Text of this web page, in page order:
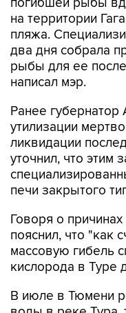
погибшей рыбы
на территории
пляжа.
два дня собрала
рыбы для ее
написал мэр.
Ранее
утилизации
ликвидации
уточнил, что этим
печи закрытого
Говоря о
пояснил, что "как
массовую гибель
кислорода в Туре
В июле в Тюмени